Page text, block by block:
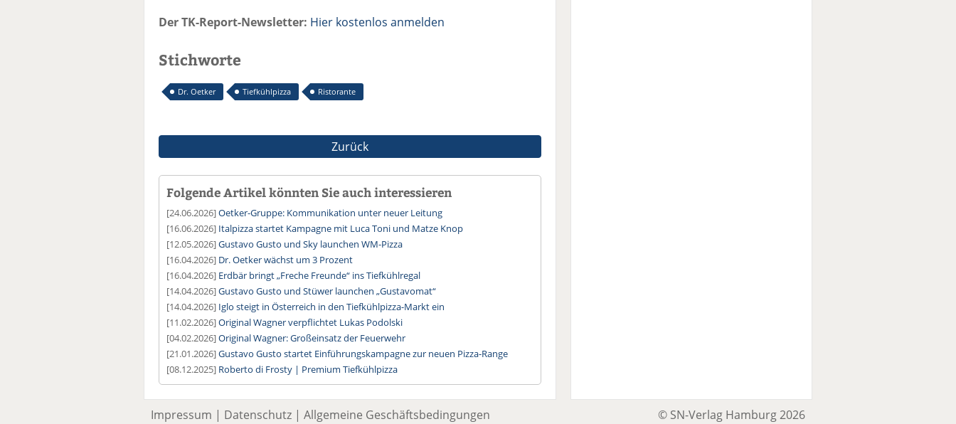
Der TK-Report-Newsletter: Hier kostenlos anmelden
Stichworte
Dr. Oetker Tiefkühlpizza Ristorante
Zurück
Folgende Artikel könnten Sie auch interessieren
[24.06.2026]Oetker-Gruppe: Kommunikation unter neuer Leitung
[16.06.2026] Italpizza startet Kampagne mit Luca Toni und Matze Knop
[12.05.2026]Gustavo Gusto und Sky launchen WM-Pizza
[16.04.2026] Dr. Oetker wächst um 3 Prozent
[16.04.2026] Erdbär bringt „Freche Freunde“ ins Tiefkühlregal
[14.04.2026]Gustavo Gusto und Stüwer launchen „Gustavomat“
[14.04.2026] Iglo steigt in Österreich in den Tiefkühlpizza-Markt ein
[11.02.2026]Original Wagner verpflichtet Lukas Podolski
[04.02.2026]Original Wagner: Großeinsatz der Feuerwehr
[21.01.2026]Gustavo Gusto startet Einführungskampagne zur neuen Pizza-Range
[08.12.2025] Roberto di Frosty | Premium Tiefkühlpizza
Impressum | Datenschutz | Allgemeine Geschäftsbedingungen © SN-Verlag Hamburg 2026